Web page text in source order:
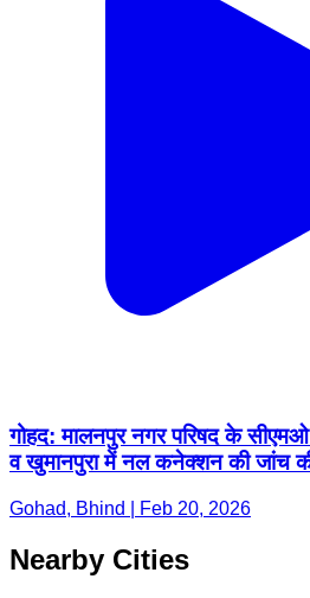
गोहद: मालनपुर नगर परिषद के सीएमओ
व खुमानपुरा में नल कनेक्शन की जांच
Gohad, Bhind | Feb 20, 2026
Nearby Cities